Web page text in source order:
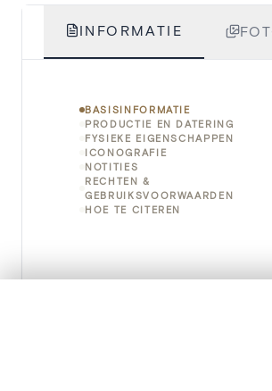
INFORMATIE
BASISINFORMATIE
PRODUCTIE EN DATERING
FYSIEKE EIGENSCHAPPEN
ICONOGRAFIE
NOTITIES
RECHTEN &
GEBRUIKSVOORWAARDEN
HOE TE CITEREN